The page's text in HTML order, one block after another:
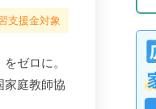
支援金対象
ゼロに。
家庭教師協